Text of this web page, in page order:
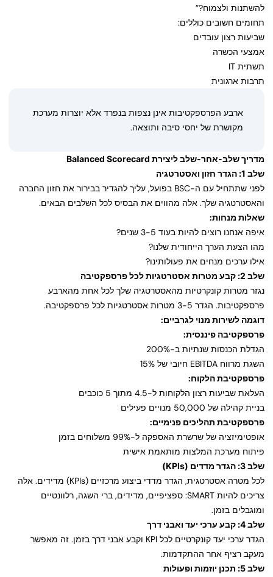
להשתנות ולצמוח?”
תחומים חשובים כוללים:
שביעות רצון עובדים
אמצעי הכשרה
תשתית IT
תרבות ארגונית
ארבע הפרספקטיבות אינן נצפות בנפרד אלא יוצרות מערכת
מקושרת של יחסי סיבה ותוצאה.
מדריך שלב-אחר-שלב ליצירת Balanced Scorecard
שלב 1: הגדר חזון ואסטרטגיה
לפני שתתחיל עם ה-BSC בפועל, עליך להגדיר בבירור את חזון החברה
והאסטרטגיה שלך. אלה מהווים את הבסיס לכל השלבים הבאים.
שאלות מנחות:
איפה אנחנו רוצים להיות בעוד 3-5 שנים?
מהו הצעת הערך הייחודית שלנו?
אילו ערכים מנחים את פעולותינו?
שלב 2: קבע מטרות אסטרטגיות לכל פרספקטיבה
נגזר מטרות קונקרטיות מהאסטרטגיה שלך לכל אחת מהארבע
פרספקטיבות. הגדר 3-5 מטרות אסטרטגיות לכל פרספקטיבה.
דוגמה לשירות מנוי לגרביים:
פרספקטיבה פיננסית:
הגדלת הכנסות שנתיות ב-200%
השגת מרווח EBITDA חיובי של 15%
פרספקטיבת הלקוח:
העלאת שביעות רצון הלקוחות ל-4.5 מתוך 5 כוכבים
בניית קהילה של 50,000 מנויים פעילים
פרספקטיבת תהליכים פנימיים:
אופטימיזציה של שרשרת האספקה ל-99% משלוחים בזמן
פיתוח מערכת המלצות מותאמת אישית
שלב 3: הגדר מדדים (KPIs)
לכל מטרה אסטרטגית, הגדר מדדי ביצוע מרכזיים (KPIs) מדידים. אלה
צריכים להיות SMART: ספציפיים, מדידים, ברי השגה, רלוונטיים
ומוגבלים בזמן.
שלב 4: קבע ערכי יעד ואבני דרך
הגדר ערכי יעד קונקרטיים לכל KPI וקבע אבני דרך בזמן. זה מאפשר
מעקב רציף אחר ההתקדמות.
שלב 5: תכנן יוזמות ופעולות